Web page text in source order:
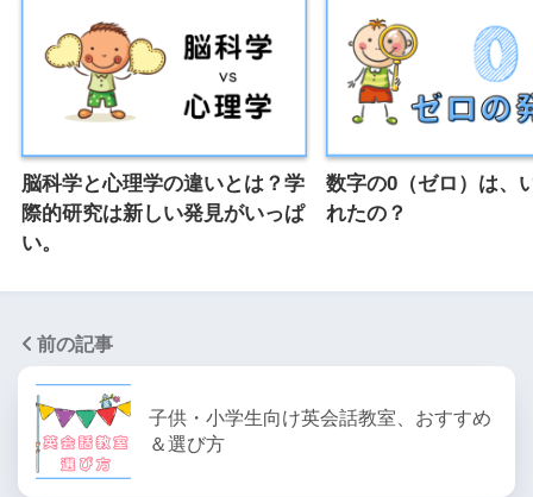
脳科学と心理学の違いとは？学
際的研究は新しい発見がいっぱ
い。
数字の0（ゼロ）は、
れたの？
前の記事
子供・小学生向け英会話教室、おすすめ
＆選び方